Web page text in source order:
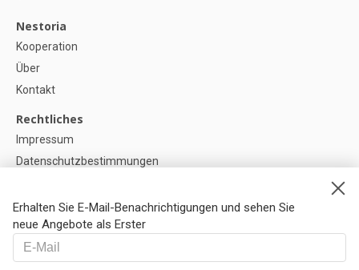
Erhalten Sie E-Mail-Benachrichtigungen und sehen Sie
neue Angebote als Erster
Nestoria
Kooperation
Über
Kontakt
Rechtliches
Impressum
Datenschutzbestimmungen
Cookie-Einstellunge
Hilfe
FAQ